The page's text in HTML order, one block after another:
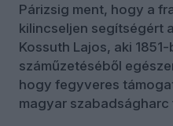
Párizsig ment, hogy a
kilincseljen segítségért
Kossuth Lajos, aki
száműzetéséből
hogy fegyveres
magyar